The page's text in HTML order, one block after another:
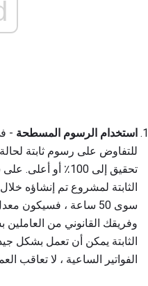
استخدام الرسوم المسطحة -
للتفاوض على رسوم ثابتة
تحقيق إلى 100٪ أو
وفريقك القانوني من
الثابتة يمكن أن تعمل بشكل
الفواتير الساعية ، لا تعاقب